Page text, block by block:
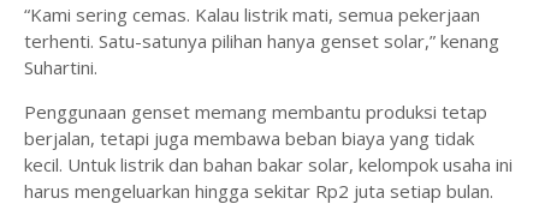
“Kami sering cemas. Kalau listrik mati, semua pekerjaan
terhenti. Satu-satunya pilihan hanya genset solar,” kenang
Suhartini.
Penggunaan genset memang membantu produksi tetap
berjalan, tetapi juga membawa beban biaya yang tidak
kecil. Untuk listrik dan bahan bakar solar, kelompok usaha ini
harus mengeluarkan hingga sekitar Rp2 juta setiap bulan.